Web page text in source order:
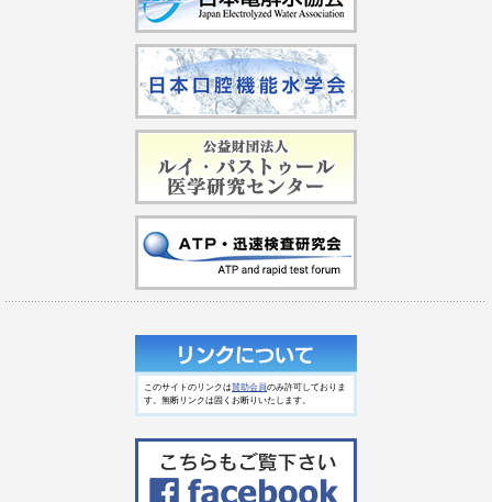
このサイトのリンクは賛助会員のみ許可しておりま
す。無断リンクは固くお断りいたします。